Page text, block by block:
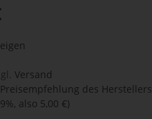
Versand
des Herstellers
, also 5,00 €)